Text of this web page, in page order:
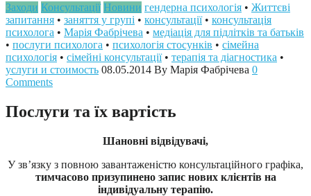
Заходи Консультації Новини гендерна психологія • Життєві
запитання • заняття у групі • консультації• консультація
психолога • Марія Фабрічева • медіація для підлітків та батьків
• послуги психолога • психологія стосунків • сімейна
психологія • сімейні консультації• терапія та діагностика •
услуги и стоимость 08.05.2014 By Марія Фабрічева 0
Comments
Послуги та їх вартість
Шановні відвідувачі,
У зв’язку з повною завантаженістю консультаційного графіка,
тимчасово призупинено запис нових клієнтів на
індивідуальну терапію.